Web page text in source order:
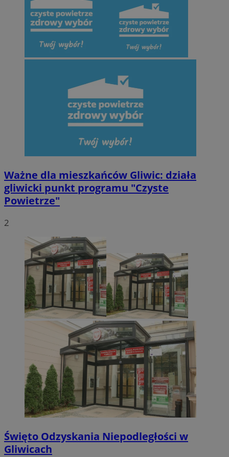
Ważne dla mieszkańców Gliwic: działa
gliwicki punkt programu "Czyste
Powietrze"
2
Święto Odzyskania Niepodległości w
Gliwicach